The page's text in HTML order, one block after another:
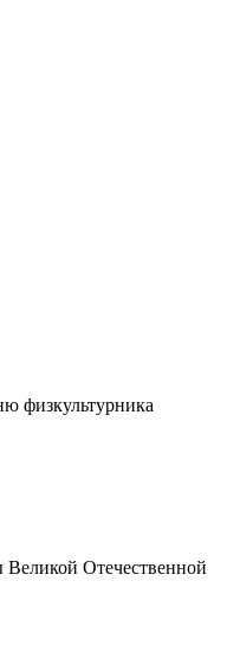
физкультурника
Великой Отечественной